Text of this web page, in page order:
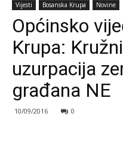
Vijesti Bosanska Krupa Novine
Općinsko
Krupa:
uzurpacija
građana NE
10/09/2016 0